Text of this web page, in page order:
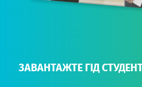
ЗАВАНТАЖТЕ ГІД